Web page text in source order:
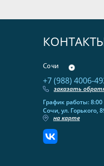
Сочи
+7 (988) 4006-
заказать
График работы: 8:00
Сочи, ул. Горького,
на карте